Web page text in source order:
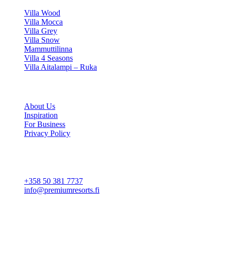
Villa Wood
Villa Mocca
Villa Grey
Villa Snow
Mammuttilinna
Villa 4 Seasons
Villa Aitalampi – Ruka
About Us
Inspiration
For Business
Privacy Policy
+358 50 381 7737
info@premiumresorts.fi